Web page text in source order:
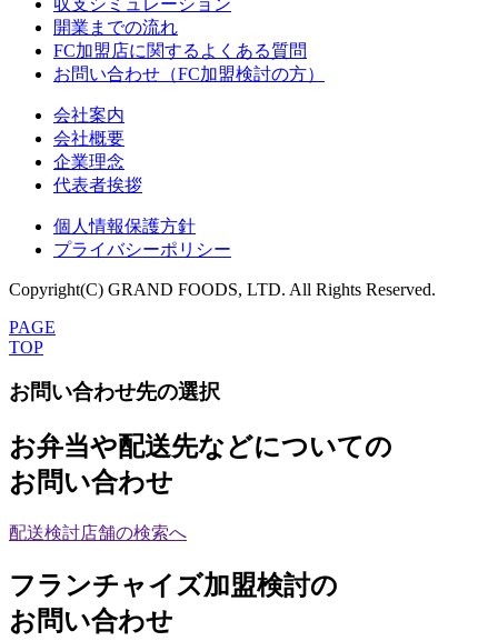
開業までの流れ
FC加盟店に関するよくある質問
お問い合わせ（FC加盟検討の方）
会社案内
会社概要
企業理念
代表者挨拶
個人情報保護方針
プライバシーポリシー
Copyright(C) GRAND FOODS, LTD. All Rights Reserved.
PAGE
TOP
お問い合わせ先の選択
お弁当や配送先などについての
お問い合わせ
配送検討店舗の検索へ
フランチャイズ加盟検討の
お問い合わせ